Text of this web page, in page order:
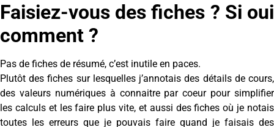
Faisiez-vous des fiches ? Si oui
comment ?
Pas de fiches de résumé, c’est inutile en paces.
Plutôt des fiches sur lesquelles j’annotais des détails de cours,
des valeurs numériques à connaitre par coeur pour simplifier
les calculs et les faire plus vite, et aussi des fiches où je notais
toutes les erreurs que je pouvais faire quand je faisais des